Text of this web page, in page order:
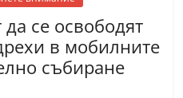
се освободят
в мобилните
събиране